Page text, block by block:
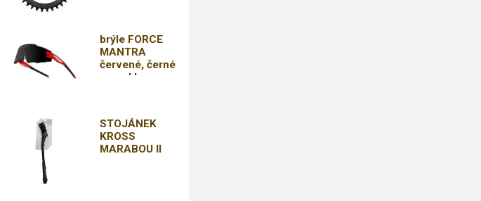
brýle FORCE
MANTRA
červené, černé
zrc. sklo
STOJÁNEK
KROSS
MARABOU II